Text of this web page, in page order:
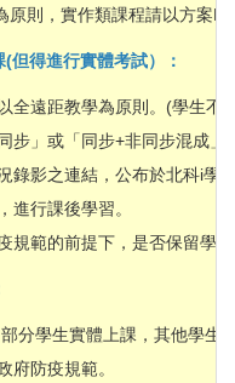
原則，實作類課程請以方案B
但得進行實體考試）：
全遠距教學為原則。(學生不
步」或「同步+非同步混成
錄影之連結，公布於北科i學
進行課後學習。
規範的前提下，是否保留學
分學生實體上課，其他學生
府防疫規範。